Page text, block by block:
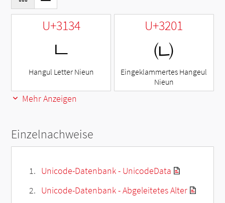
U+3134
ㄴ
Hangul Letter Nieun
U+3201
㈁
Eingeklammertes Hangeul
Nieun
Mehr Anzeigen
Einzelnachweise
Unicode-Datenbank - UnicodeData
Unicode-Datenbank - Abgeleitetes Alter